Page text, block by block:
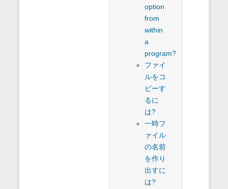
option
from
within
a
program?
ファイ
ルをコ
ピーす
るに
は?
一時フ
ァイル
の名前
を作り
出すに
は?